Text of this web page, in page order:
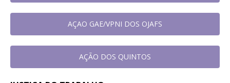
AÇAO GAE/VPNI DOS OJAFS
AÇÃO DOS QUINTOS